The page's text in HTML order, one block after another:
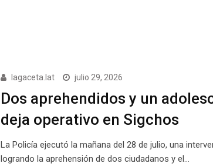
lagaceta.lat julio 29, 2026
Dos aprehendidos y un
deja operativo en Sigchos
La Policía ejecutó la mañana del 28 de julio, una
logrando la aprehensión de dos ciudadanos y el…